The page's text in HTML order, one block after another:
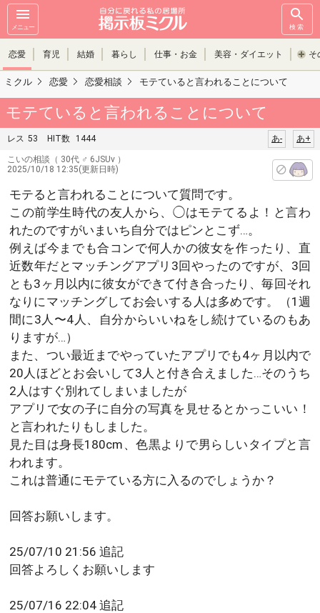
メニュー 検索
恋愛 育児 結婚 暮らし 仕事・お金 美容・ダイエット そ
ミクル 恋愛 恋愛相談 モテていると言われることについて
モテていると言われることについて
レス 53 HIT数 1444 あ+
あ-
こいの相談 （ 30代 ♂ 6JSUv ）
2025/10/18 12:35(更新日時)
モテると言われることについて質問です。
この前学生時代の友人から、◯はモテてるよ！と言わ
れたのですがいまいち自分ではピンとこず…。
例えば今までも合コンで何人かの彼女を作ったり、直
近数年だとマッチングアプリ3回やったのですが、3回
とも3ヶ月以内に彼女ができて付き合ったり、毎回それ
なりにマッチングしてお会いする人は多めです。（1週
間に3人〜4人、自分からいいねをし続けているのもあ
りますが…）
また、つい最近までやっていたアプリでも4ヶ月以内で
20人ほどとお会いして3人と付き合えました…そのうち
2人はすぐ別れてしまいましたが
アプリで女の子に自分の写真を見せるとかっこいい！
と言われたりもしました。
見た目は身長180cm、色黒よりで男らしいタイプと言
われます。
これは普通にモテている方に入るのでしょうか？
回答お願いします。
25/07/10 21:56 追記
回答よろしくお願いします
25/07/16 22:04 追記